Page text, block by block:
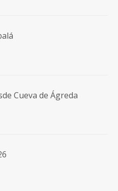
Cueva de Ágreda